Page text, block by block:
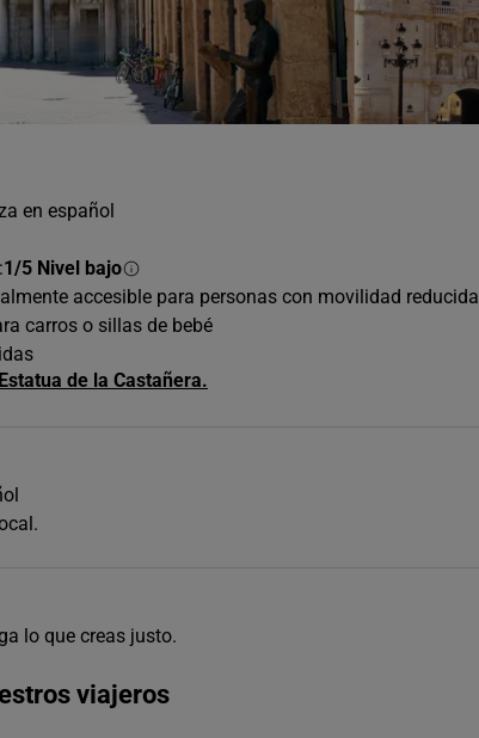
en español
1/5 Nivel bajo
accesible para personas con movilidad reducida
carros o sillas de bebé
Estatua de la Castañera.
lo que creas justo.
viajeros